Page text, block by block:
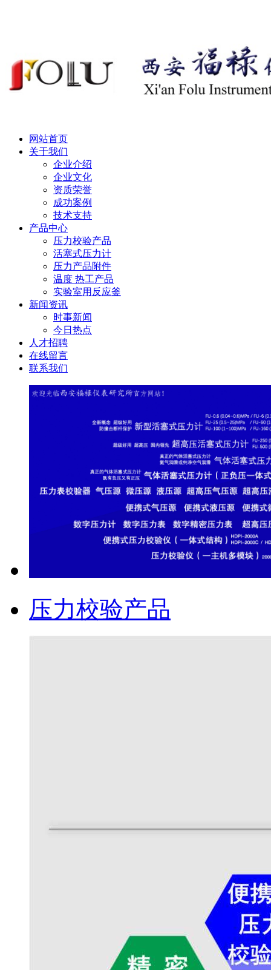
网站首页
关于我们
企业介绍
企业文化
资质荣誉
成功案例
技术支持
产品中心
压力校验产品
活塞式压力计
压力产品附件
温度 热工产品
实验室用反应釜
新闻资讯
时事新闻
今日热点
人才招聘
在线留言
联系我们
压力校验产品